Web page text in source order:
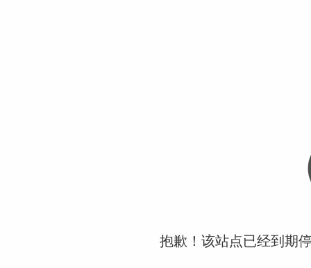
抱歉！该站点已经到期